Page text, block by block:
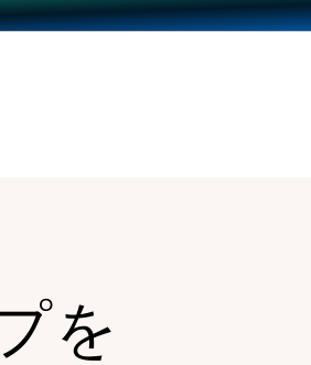
WordPress導入
モバイルアプリ
複数店舗との連携
を